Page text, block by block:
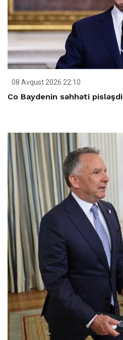
08 Avqust 2026 22:10
Co Baydenin səhhəti pisləşdi